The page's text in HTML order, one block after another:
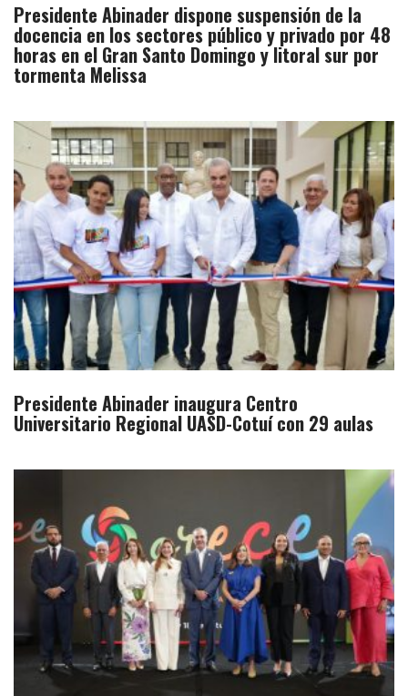
Presidente Abinader dispone suspensión de la
docencia en los sectores público y privado por 48
horas en el Gran Santo Domingo y litoral sur por
tormenta Melissa
Presidente Abinader inaugura Centro
Universitario Regional UASD-Cotuí con 29 aulas